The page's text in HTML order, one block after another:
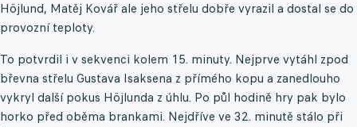
Höjlund, Matěj Kovář ale jeho střelu dobře vyrazil a dostal se do
provozní teploty.
To potvrdil i v sekvenci kolem 15. minuty. Nejprve vytáhl zpod
břevna střelu Gustava Isaksena z přímého kopu a zanedlouho
vykryl další pokus Höjlunda z úhlu. Po půl hodině hry pak bylo
horko před oběma brankami. Nejdříve ve 32. minutě stálo při